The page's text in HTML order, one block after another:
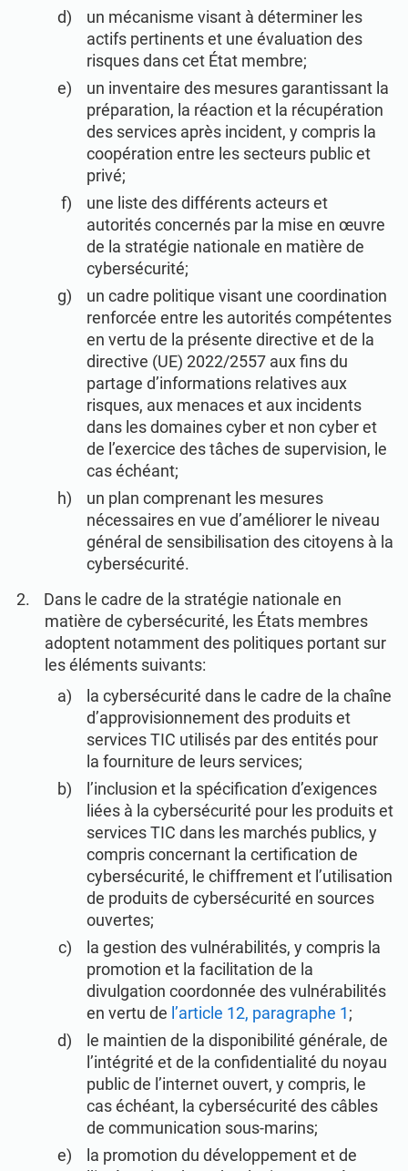
un mécanisme visant à déterminer les
actifs pertinents et une évaluation des
risques dans cet État membre;
un inventaire des mesures garantissant la
préparation, la réaction et la récupération
des services après incident, y compris la
coopération entre les secteurs public et
privé;
une liste des différents acteurs et
autorités concernés par la mise en œuvre
de la stratégie nationale en matière de
cybersécurité;
un cadre politique visant une coordination
renforcée entre les autorités compétentes
en vertu de la présente directive et de la
directive (UE) 2022/2557 aux fins du
partage d’informations relatives aux
risques, aux menaces et aux incidents
dans les domaines cyber et non cyber et
de l’exercice des tâches de supervision, le
cas échéant;
un plan comprenant les mesures
nécessaires en vue d’améliorer le niveau
général de sensibilisation des citoyens à la
cybersécurité.
Dans le cadre de la stratégie nationale en
matière de cybersécurité, les États membres
adoptent notamment des politiques portant sur
les éléments suivants:
la cybersécurité dans le cadre de la chaîne
d’approvisionnement des produits et
services TIC utilisés par des entités pour
la fourniture de leurs services;
l’inclusion et la spécification d’exigences
liées à la cybersécurité pour les produits et
services TIC dans les marchés publics, y
compris concernant la certification de
cybersécurité, le chiffrement et l’utilisation
de produits de cybersécurité en sources
ouvertes;
la gestion des vulnérabilités, y compris la
promotion et la facilitation de la
divulgation coordonnée des vulnérabilités
en vertu de l’article 12, paragraphe 1;
le maintien de la disponibilité générale, de
l’intégrité et de la confidentialité du noyau
public de l’internet ouvert, y compris, le
cas échéant, la cybersécurité des câbles
de communication sous-marins;
la promotion du développement et de